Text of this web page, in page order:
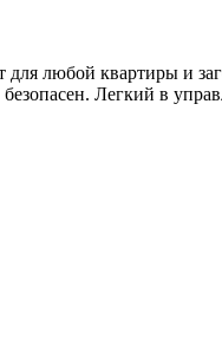
любой квартиры и
Легкий в